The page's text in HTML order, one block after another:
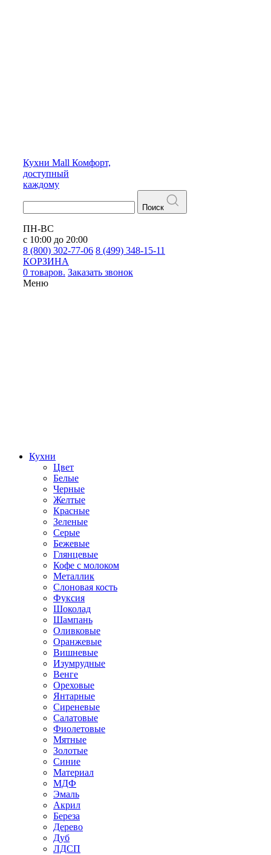
Кухни Mall Комфорт,
доступный
каждому
Поиск
ПН-ВС
с 10:00 до 20:00
8 (800) 302-77-06 8 (499) 348-15-11
КОРЗИНА
0 товаров. Заказать звонок
Меню
Кухни
Цвет
Белые
Черные
Желтые
Красные
Зеленые
Серые
Бежевые
Глянцевые
Кофе с молоком
Металлик
Слоновая кость
Фуксия
Шоколад
Шампань
Оливковые
Оранжевые
Вишневые
Изумрудные
Венге
Ореховые
Янтарные
Сиреневые
Салатовые
Фиолетовые
Мятные
Золотые
Синие
Материал
МДФ
Эмаль
Акрил
Береза
Дерево
Дуб
ЛДСП